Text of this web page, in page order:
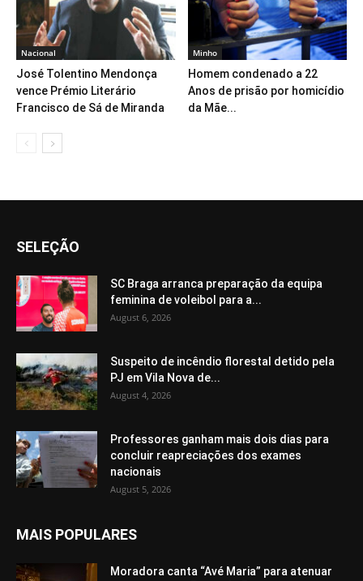
Nacional
José Tolentino Mendonça
vence Prémio Literário
Francisco de Sá de Miranda
Minho
Homem condenado a 22
Anos de prisão por homicídio
da Mãe...
SELEÇÃO
SC Braga arranca preparação da equipa
feminina de voleibol para a...
August 6, 2026
Suspeito de incêndio florestal detido pela
PJ em Vila Nova de...
August 4, 2026
Professores ganham mais dois dias para
concluir reapreciações dos exames
nacionais
August 5, 2026
MAIS POPULARES
Moradora canta “Avé Maria” para atenuar